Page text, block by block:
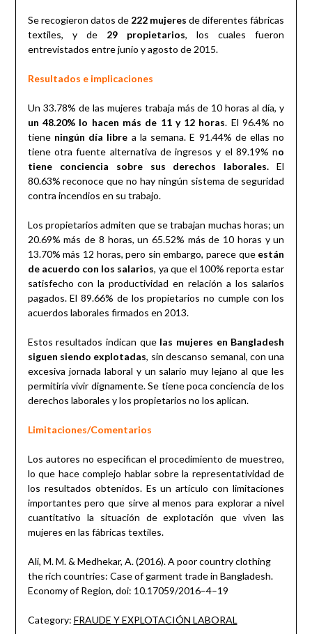
Se recogieron datos de 222 mujeres de diferentes fábricas
textiles, y de 29 propietarios, los cuales fueron
entrevistados entre junio y agosto de 2015.
Resultados e implicaciones
Un 33.78% de las mujeres trabaja más de 10 horas al día, y
un 48.20% lo hacen más de 11 y 12 horas. El 96.4% no
tiene ningún día libre a la semana. E 91.44% de ellas no
tiene otra fuente alternativa de ingresos y el 89.19% no
tiene conciencia sobre sus derechos laborales. El
80.63% reconoce que no hay ningún sistema de seguridad
contra incendios en su trabajo.
Los propietarios admiten que se trabajan muchas horas; un
20.69% más de 8 horas, un 65.52% más de 10 horas y un
13.70% más 12 horas, pero sin embargo, parece que están
de acuerdo con los salarios, ya que el 100% reporta estar
satisfecho con la productividad en relación a los salarios
pagados. El 89.66% de los propietarios no cumple con los
acuerdos laborales firmados en 2013.
Estos resultados indican que las mujeres en Bangladesh
siguen siendo explotadas, sin descanso semanal, con una
excesiva jornada laboral y un salario muy lejano al que les
permitiría vivir dignamente. Se tiene poca conciencia de los
derechos laborales y los propietarios no los aplican.
Limitaciones/Comentarios
Los autores no especifican el procedimiento de muestreo,
lo que hace complejo hablar sobre la representatividad de
los resultados obtenidos. Es un artículo con limitaciones
importantes pero que sirve al menos para explorar a nivel
cuantitativo la situación de explotación que viven las
mujeres en las fábricas textiles.
Ali, M. M. & Medhekar, A. (2016). A poor country clothing
the rich countries: Case of garment trade in Bangladesh.
Economy of Region, doi: 10.17059/2016–4–19
Category: FRAUDE Y EXPLOTACIÓN LABORAL